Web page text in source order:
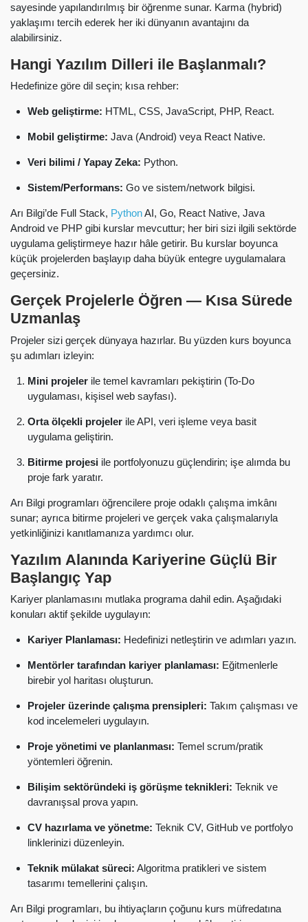
sayesinde yapılandırılmış bir öğrenme sunar. Karma (hybrid)
yaklaşımı tercih ederek her iki dünyanın avantajını da
alabilirsiniz.
Hangi Yazılım Dilleri ile Başlanmalı?
Hedefinize göre dil seçin; kısa rehber:
Web geliştirme: HTML, CSS, JavaScript, PHP, React.
Mobil geliştirme: Java (Android) veya React Native.
Veri bilimi / Yapay Zeka: Python.
Sistem/Performans: Go ve sistem/network bilgisi.
Arı Bilgi’de Full Stack, PythonAI, Go, React Native, Java
Android ve PHP gibi kurslar mevcuttur; her biri sizi ilgili sektörde
uygulama geliştirmeye hazır hâle getirir. Bu kurslar boyunca
küçük projelerden başlayıp daha büyük entegre uygulamalara
geçersiniz.
Gerçek Projelerle Öğren — Kısa Sürede
Uzmanlaş
Projeler sizi gerçek dünyaya hazırlar. Bu yüzden kurs boyunca
şu adımları izleyin:
Mini projeler ile temel kavramları pekiştirin (To-Do
uygulaması, kişisel web sayfası).
Orta ölçekli projeler ile API, veri işleme veya basit
uygulama geliştirin.
Bitirme projesi ile portfolyonuzu güçlendirin; işe alımda bu
proje fark yaratır.
Arı Bilgi programları öğrencilere proje odaklı çalışma imkânı
sunar; ayrıca bitirme projeleri ve gerçek vaka çalışmalarıyla
yetkinliğinizi kanıtlamanıza yardımcı olur.
Yazılım Alanında Kariyerine Güçlü Bir
Başlangıç Yap
Kariyer planlamasını mutlaka programa dahil edin. Aşağıdaki
konuları aktif şekilde uygulayın:
Kariyer Planlaması: Hedefinizi netleştirin ve adımları yazın.
Mentörler tarafından kariyer planlaması: Eğitmenlerle
birebir yol haritası oluşturun.
Projeler üzerinde çalışma prensipleri: Takım çalışması ve
kod incelemeleri uygulayın.
Proje yönetimi ve planlanması: Temel scrum/pratik
yöntemleri öğrenin.
Bilişim sektöründeki iş görüşme teknikleri: Teknik ve
davranışsal prova yapın.
CV hazırlama ve yönetme: Teknik CV, GitHub ve portfolyo
linklerinizi düzenleyin.
Teknik mülakat süreci: Algoritma pratikleri ve sistem
tasarımı temellerini çalışın.
Arı Bilgi programları, bu ihtiyaçların çoğunu kurs müfredatına